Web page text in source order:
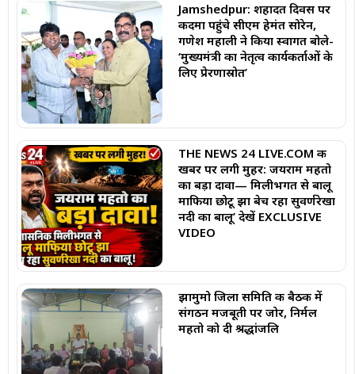
Jamshedpur: शहादत दिवस पर
कदमा पहुंचे सीएम हेमंत सोरेन,
गणेश महाली ने किया स्वागत बोले-
‘मुख्यमंत्री का नेतृत्व कार्यकर्ताओं के
लिए प्रेरणास्रोत’
THE NEWS 24 LIVE.COM की
खबर पर लगी मुहर: जयराम महतो
का बड़ा दावा— मिलीभगत से बालू
माफिया छोटू झा बेच रहा सुवर्णरेखा
नदी का बालू’ देखें EXCLUSIVE
VIDEO
झामुमो जिला समिति की बैठक में
संगठन मजबूती पर जोर, निर्मल
महतो को दी श्रद्धांजलि